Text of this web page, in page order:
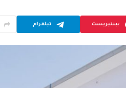
بينتيريست تيلقرام